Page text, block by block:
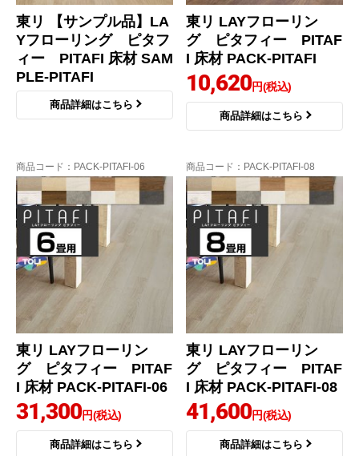
東リ 【サンプル品】LA
Yフローリング ピタフ
ィー PITAFI 床材 SAM
PLE-PITAFI
商品詳細はこちら
東リ LAYフローリン
グ ピタフィー PITAF
I 床材 PACK-PITAFI
10,620円(税込)
商品詳細はこちら
商品コード ：PACK-PITAFI-06
東リ LAYフローリン
グ ピタフィー PITAF
I 床材 PACK-PITAFI-06
31,300円(税込)
商品詳細はこちら
商品コード ：PACK-PITAFI-08
東リ LAYフローリン
グ ピタフィー PITAF
I 床材 PACK-PITAFI-08
41,600円(税込)
商品詳細はこちら